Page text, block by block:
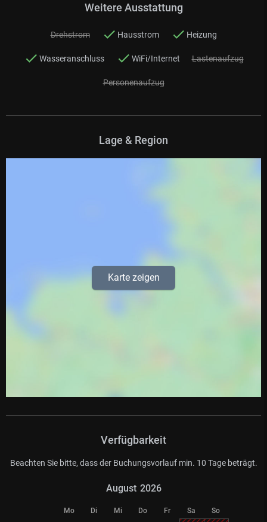
Weitere Ausstattung
Drehstrom Hausstrom Heizung
Wasseranschluss WiFi/Internet Lastenaufzug
Personenaufzug
Lage & Region
Karte zeigen
Verfügbarkeit
Beachten Sie bitte, dass der Buchungsvorlauf min. 10 Tage beträgt.
August 2026
Mo Di Mi Do Fr Sa So